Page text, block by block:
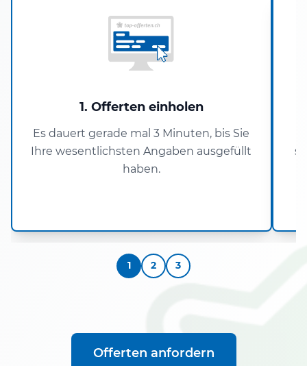
1. Offerten einholen
Es dauert gerade mal 3 Minuten, bis Sie
Ihre wesentlichsten Angaben ausgefüllt
haben.
1 2 3
Offerten anfordern